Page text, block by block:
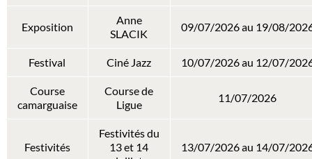
Exposition
Anne
SLACIK
09/07/2026 au 19/08/
Festival Ciné Jazz 10/07/2026 au 12/07/
Course
camarguaise
Course de
Ligue
11/07/2026
Festivités
Festivités du
13 et 14
13/07/2026 au 14/07/